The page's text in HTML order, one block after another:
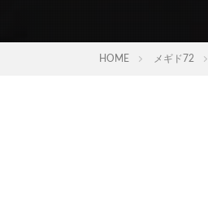
HOME メギド72